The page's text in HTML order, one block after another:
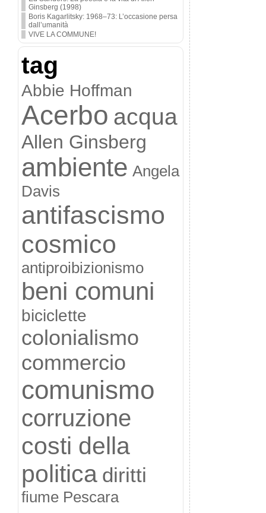
Ginsberg (1998)
Boris Kagarlitsky: 1968–73: L’occasione persa
dall’umanità
VIVE LA COMMUNE!
tag
Abbie Hoffman
Acerbo acqua
Allen Ginsberg
ambiente Angela
Davis
antifascismo
cosmico
antiproibizionismo
beni comuni
biciclette
colonialismo
commercio
comunismo
corruzione
costi della
politica diritti
fiume Pescara